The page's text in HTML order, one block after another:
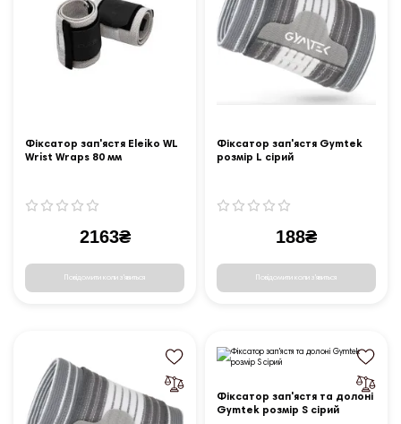
Фіксатор зап'ястя Eleiko WL
Wrist Wraps 80 мм
2163₴
Повідомити коли з'явиться
Фіксатор зап'ястя Gymtek
розмір L сірий
188₴
Повідомити коли з'явиться
Фіксатор зап'ястя та долоні
Gymtek розмір S сірий